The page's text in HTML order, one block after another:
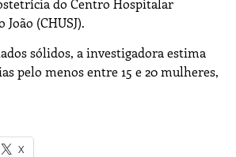
do Centro Hospitalar
(CHUSJ).
sólidos, a investigadora estima
pelo menos entre 15 e 20 mulheres,
X